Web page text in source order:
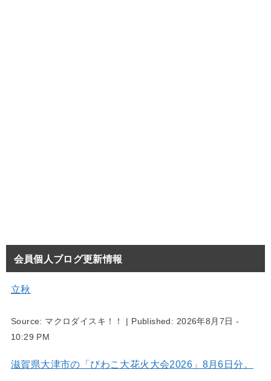
会員個人ブログ更新情報
立秋
Source: マクロダイスキ！！ | Published: 2026年8月7日 -
10:29 PM
滋賀県大津市の「びわこ大花火大会2026」8月6日分。